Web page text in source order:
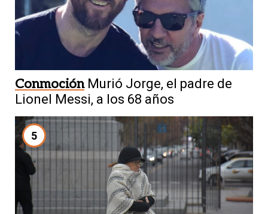
Conmoción Murió Jorge, el padre de
Lionel Messi, a los 68 años
5